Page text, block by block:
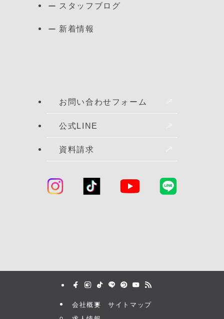
スタッフブログ
新着情報
お問い合わせフォーム
公式LINE
資料請求
会社概要
サイトマップ